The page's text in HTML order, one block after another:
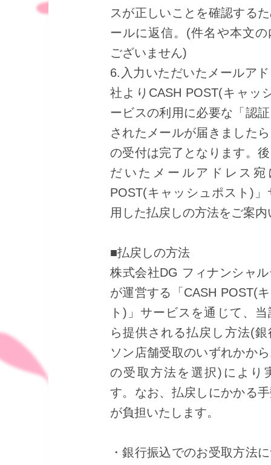
スが正しいことを確認する
ールに返信。(件名や本文
ございません)
6.入力いただいたメールア
社よりCASH POST(キャッ
ービスの利用に必要な「認
されたメールが届きました
の受付は完了となります。
だいたメールアドレス宛
POST(キャッシュポスト)
用した払戻しの方法をご案
■払戻しの方法
株式会社DG フィナンシャ
が運営する「CASH POST(
ト)」サービスを通じて、
ら提供される払戻し方法(
ソン店舗受取のいずれかか
の受取方法を選択)により
す。なお、払戻しにかかる
が負担いたします。
・銀行振込でのお受取方法